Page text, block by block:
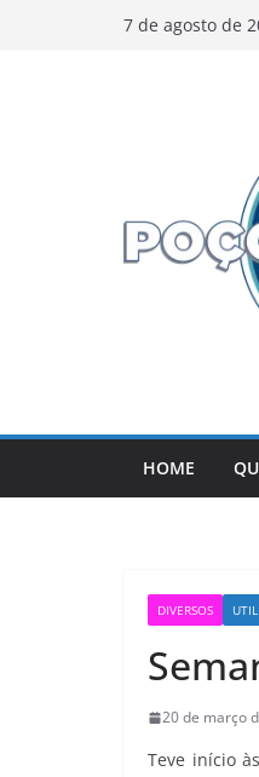
7 de agosto de
HOME
DIVERSOS
20 de março
Teve início